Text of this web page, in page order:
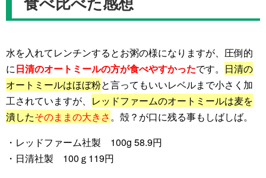
水を入れてレンチンするとお粥の様になりますが、圧倒的
に日清のオートミールの方が食べやすかったです。 日清の
オートミールはほぼ粉と言ってもいいレベルまで小さく加
工されていますが、 レッドファームのオートミールは麦を
潰したそのままの大きさ。殻？が口に残る事もしばしば。
・レッドファーム社製 100g 58.9円
・日清社製 100ｇ119円